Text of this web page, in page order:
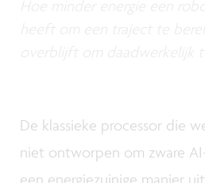
De klassieke processor die
niet ontworpen om zware